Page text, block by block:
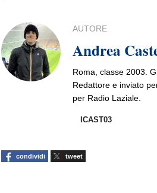
AUTORE
Andrea
Roma, classe 2003.
Redattore e inviato
per Radio Laziale.
ICAST03
condividi tweet